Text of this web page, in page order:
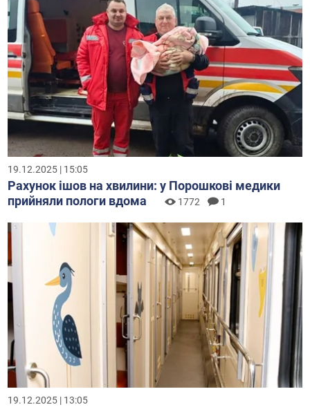
19.12.2025 | 15:05
Рахунок ішов на хвилини: у Порошкові медики
прийняли пологи вдома
1772 1
19.12.2025 | 13:05